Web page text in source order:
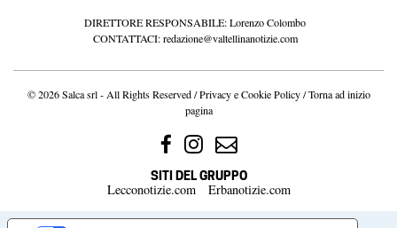
DIRETTORE RESPONSABILE: Lorenzo Colombo
CONTATTACI:redazione@valtellinanotizie.com
© 2026 Salca srl - All Rights Reserved /Privacy e Cookie Policy/Torna ad inizio
pagina
SITI DEL GRUPPO
Lecconotizie.com Erbanotizie.com